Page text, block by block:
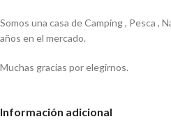
Somos una casa de Camping , Pesca ,
años en el mercado.
Muchas gracias por elegirnos.
Información adicional